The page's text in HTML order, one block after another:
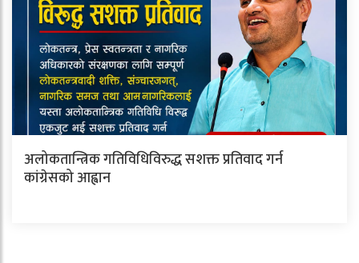
अलोकतान्त्रिक गतिविधिविरुद्ध सशक्त प्रतिवाद गर्न
कांग्रेसको आह्वान